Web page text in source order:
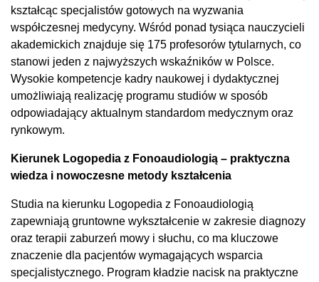
kształcąc specjalistów gotowych na wyzwania
współczesnej medycyny. Wśród ponad tysiąca nauczycieli
akademickich znajduje się 175 profesorów tytularnych, co
stanowi jeden z najwyższych wskaźników w Polsce.
Wysokie kompetencje kadry naukowej i dydaktycznej
umożliwiają realizację programu studiów w sposób
odpowiadający aktualnym standardom medycznym oraz
rynkowym.
Kierunek Logopedia z Fonoaudiologią – praktyczna
wiedza i nowoczesne metody kształcenia
Studia na kierunku Logopedia z Fonoaudiologią
zapewniają gruntowne wykształcenie w zakresie diagnozy
oraz terapii zaburzeń mowy i słuchu, co ma kluczowe
znaczenie dla pacjentów wymagających wsparcia
specjalistycznego. Program kładzie nacisk na praktyczne